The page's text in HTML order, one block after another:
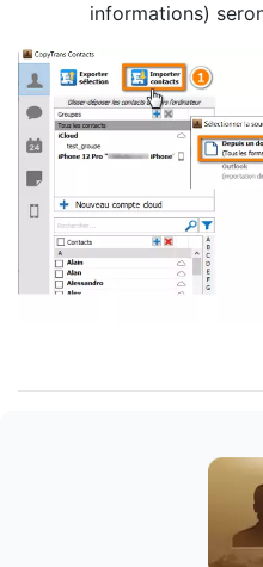
informations)